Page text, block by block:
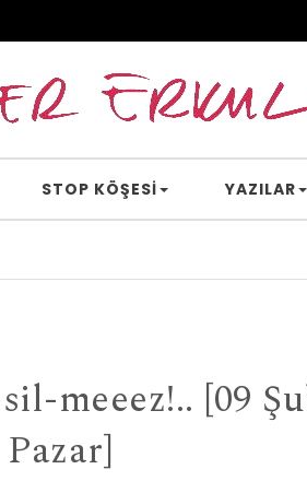
STOP KÖŞESI YAZILAR
meeez!.. [09
Pazar]